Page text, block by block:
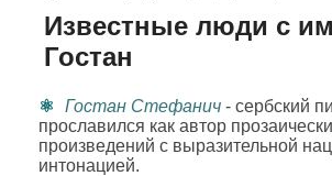
Известные люди с
Гостан
Гостан Стефанич - сербский
прославился как автор
произведений с выразительной
интонацией.